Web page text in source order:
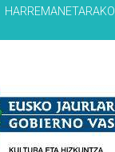
HARREMANETARAKO